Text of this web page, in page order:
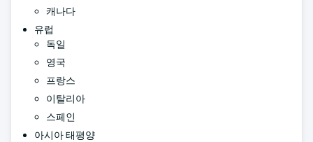
캐나다
유럽
독일
영국
프랑스
이탈리아
스페인
아시아 태평양